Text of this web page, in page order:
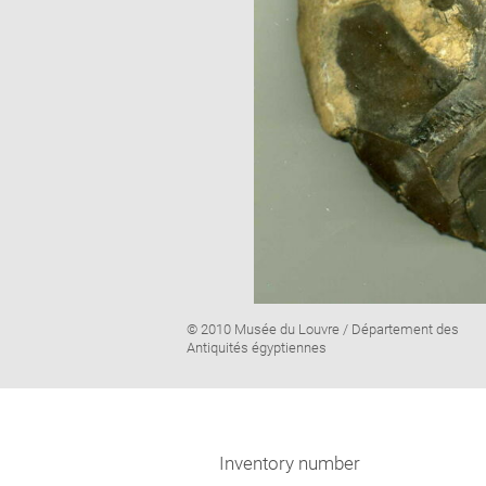
Image
caption:
© 2010 Musée du Louvre / Département des
Antiquités égyptiennes
Inventory number